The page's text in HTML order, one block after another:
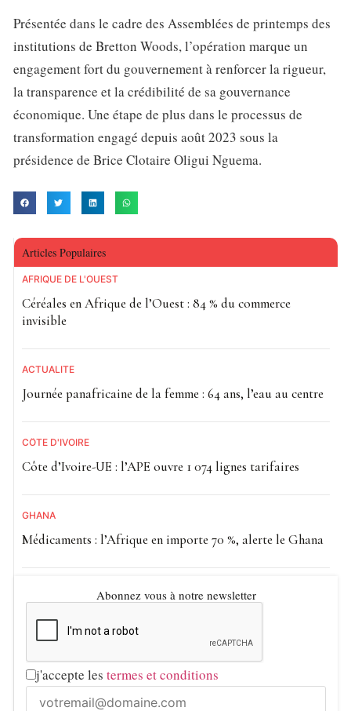
Présentée dans le cadre des Assemblées de printemps des
institutions de Bretton Woods, l’opération marque un
engagement fort du gouvernement à renforcer la rigueur,
la transparence et la crédibilité de sa gouvernance
économique. Une étape de plus dans le processus de
transformation engagé depuis août 2023 sous la
présidence de Brice Clotaire Oligui Nguema.
Articles Populaires
AFRIQUE DE L'OUEST
Céréales en Afrique de l’Ouest : 84 % du commerce
invisible
ACTUALITE
Journée panafricaine de la femme : 64 ans, l’eau au centre
CÔTE D'IVOIRE
Côte d’Ivoire-UE : l’APE ouvre 1 074 lignes tarifaires
GHANA
Médicaments : l’Afrique en importe 70 %, alerte le Ghana
Abonnez vous à notre newsletter
j'accepte les termes et conditions